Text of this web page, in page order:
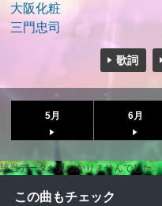
大阪化粧
三門忠司
歌詞
5月 6月
該当データが見つかりませんでした。
この曲もチェック